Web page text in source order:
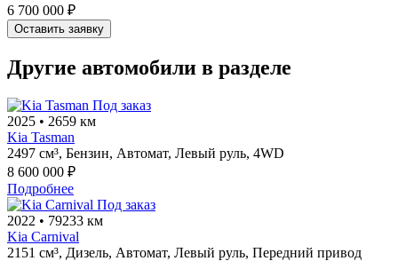
6 700 000 ₽
Оставить заявку
Другие автомобили в разделе
Под заказ
2025 • 2659 км
Kia Tasman
2497 см³, Бензин, Автомат, Левый руль, 4WD
8 600 000 ₽
Подробнее
Под заказ
2022 • 79233 км
Kia Carnival
2151 см³, Дизель, Автомат, Левый руль, Передний привод